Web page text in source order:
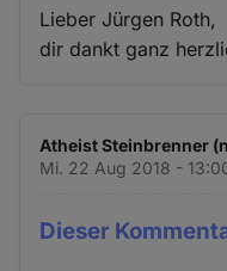
Lieber Jürgen Roth,
dir dankt ganz
Atheist Steinbrenner
Mi. 22 Aug 2018 -
Dieser